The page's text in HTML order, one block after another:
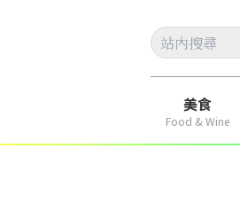
美食
Food & Wine